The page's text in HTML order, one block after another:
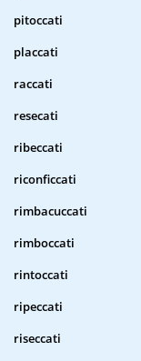
pitoccati
placcati
raccati
resecati
ribeccati
riconficcati
rimbacuccati
rimboccati
rintoccati
ripeccati
riseccati